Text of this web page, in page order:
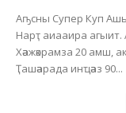
Аҧсны Супер Куп
Нарҭ аиааира
Хәажәкрамза 20 амш,
Ҭашәарада инҵәаз 90...